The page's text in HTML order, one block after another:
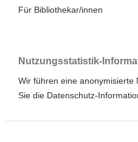
Für Bibliothekar/innen
Nutzungsstatistik-
Wir führen eine anonymisierte
Sie die Datenschutz-